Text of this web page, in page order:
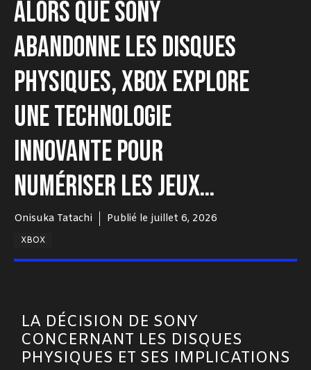
ALORS QUE SONY
ABANDONNE LES DISQUES
PHYSIQUES, XBOX EXPLORE
UNE TECHNOLOGIE
INNOVANTE POUR
NUMÉRISER LES JEUX…
Onisuka Tatachi Publié le juillet 6, 2026
XBOX
LA DÉCISION DE SONY
CONCERNANT LES DISQUES
PHYSIQUES ET SES IMPLICATIONS